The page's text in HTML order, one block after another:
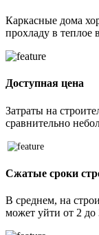
Каркасные дома
прохладу в теплое
Доступная цена
Затраты на
сравнительно
Сжатые сроки
В среднем, на
может уйти от 2 до